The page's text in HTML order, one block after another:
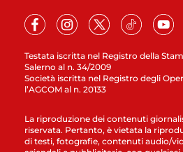
Testata iscritta nel Registro della
Salerno al n. 34/2009
Società iscritta nel Registro degli
l’AGCOM al n. 20133
La riproduzione dei contenuti
riservata. Pertanto, è vietata la
di testi, fotografie, contenuti audio/